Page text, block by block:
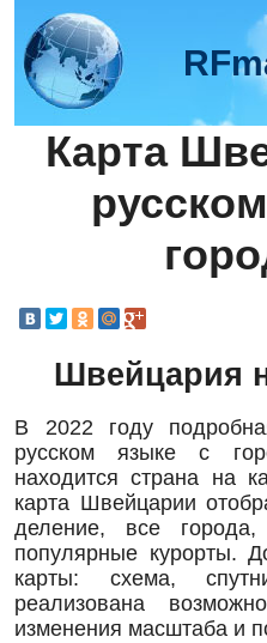
Карта
Швейцария
В 2022 году
русском языке с
находится страна на
карта Швейцарии
деление, все
популярные курорты.
карты: схема,
реализована
изменения масштаба и